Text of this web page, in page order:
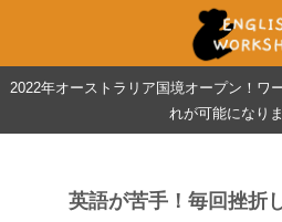
2022年オーストラリア国境オープン！ワ
れが可能になり
英語が苦手！毎回挫折